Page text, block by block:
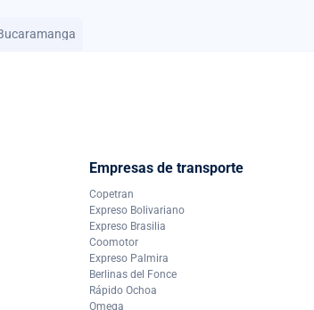
Empresas de transporte
Copetran
Expreso Bolivariano
Expreso Brasilia
Coomotor
Expreso Palmira
Berlinas del Fonce
Rápido Ochoa
Omega